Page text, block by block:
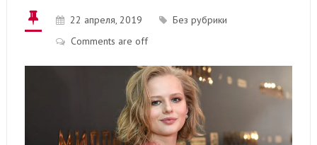
22 апреля, 2019
Без рубрики
Comments are off